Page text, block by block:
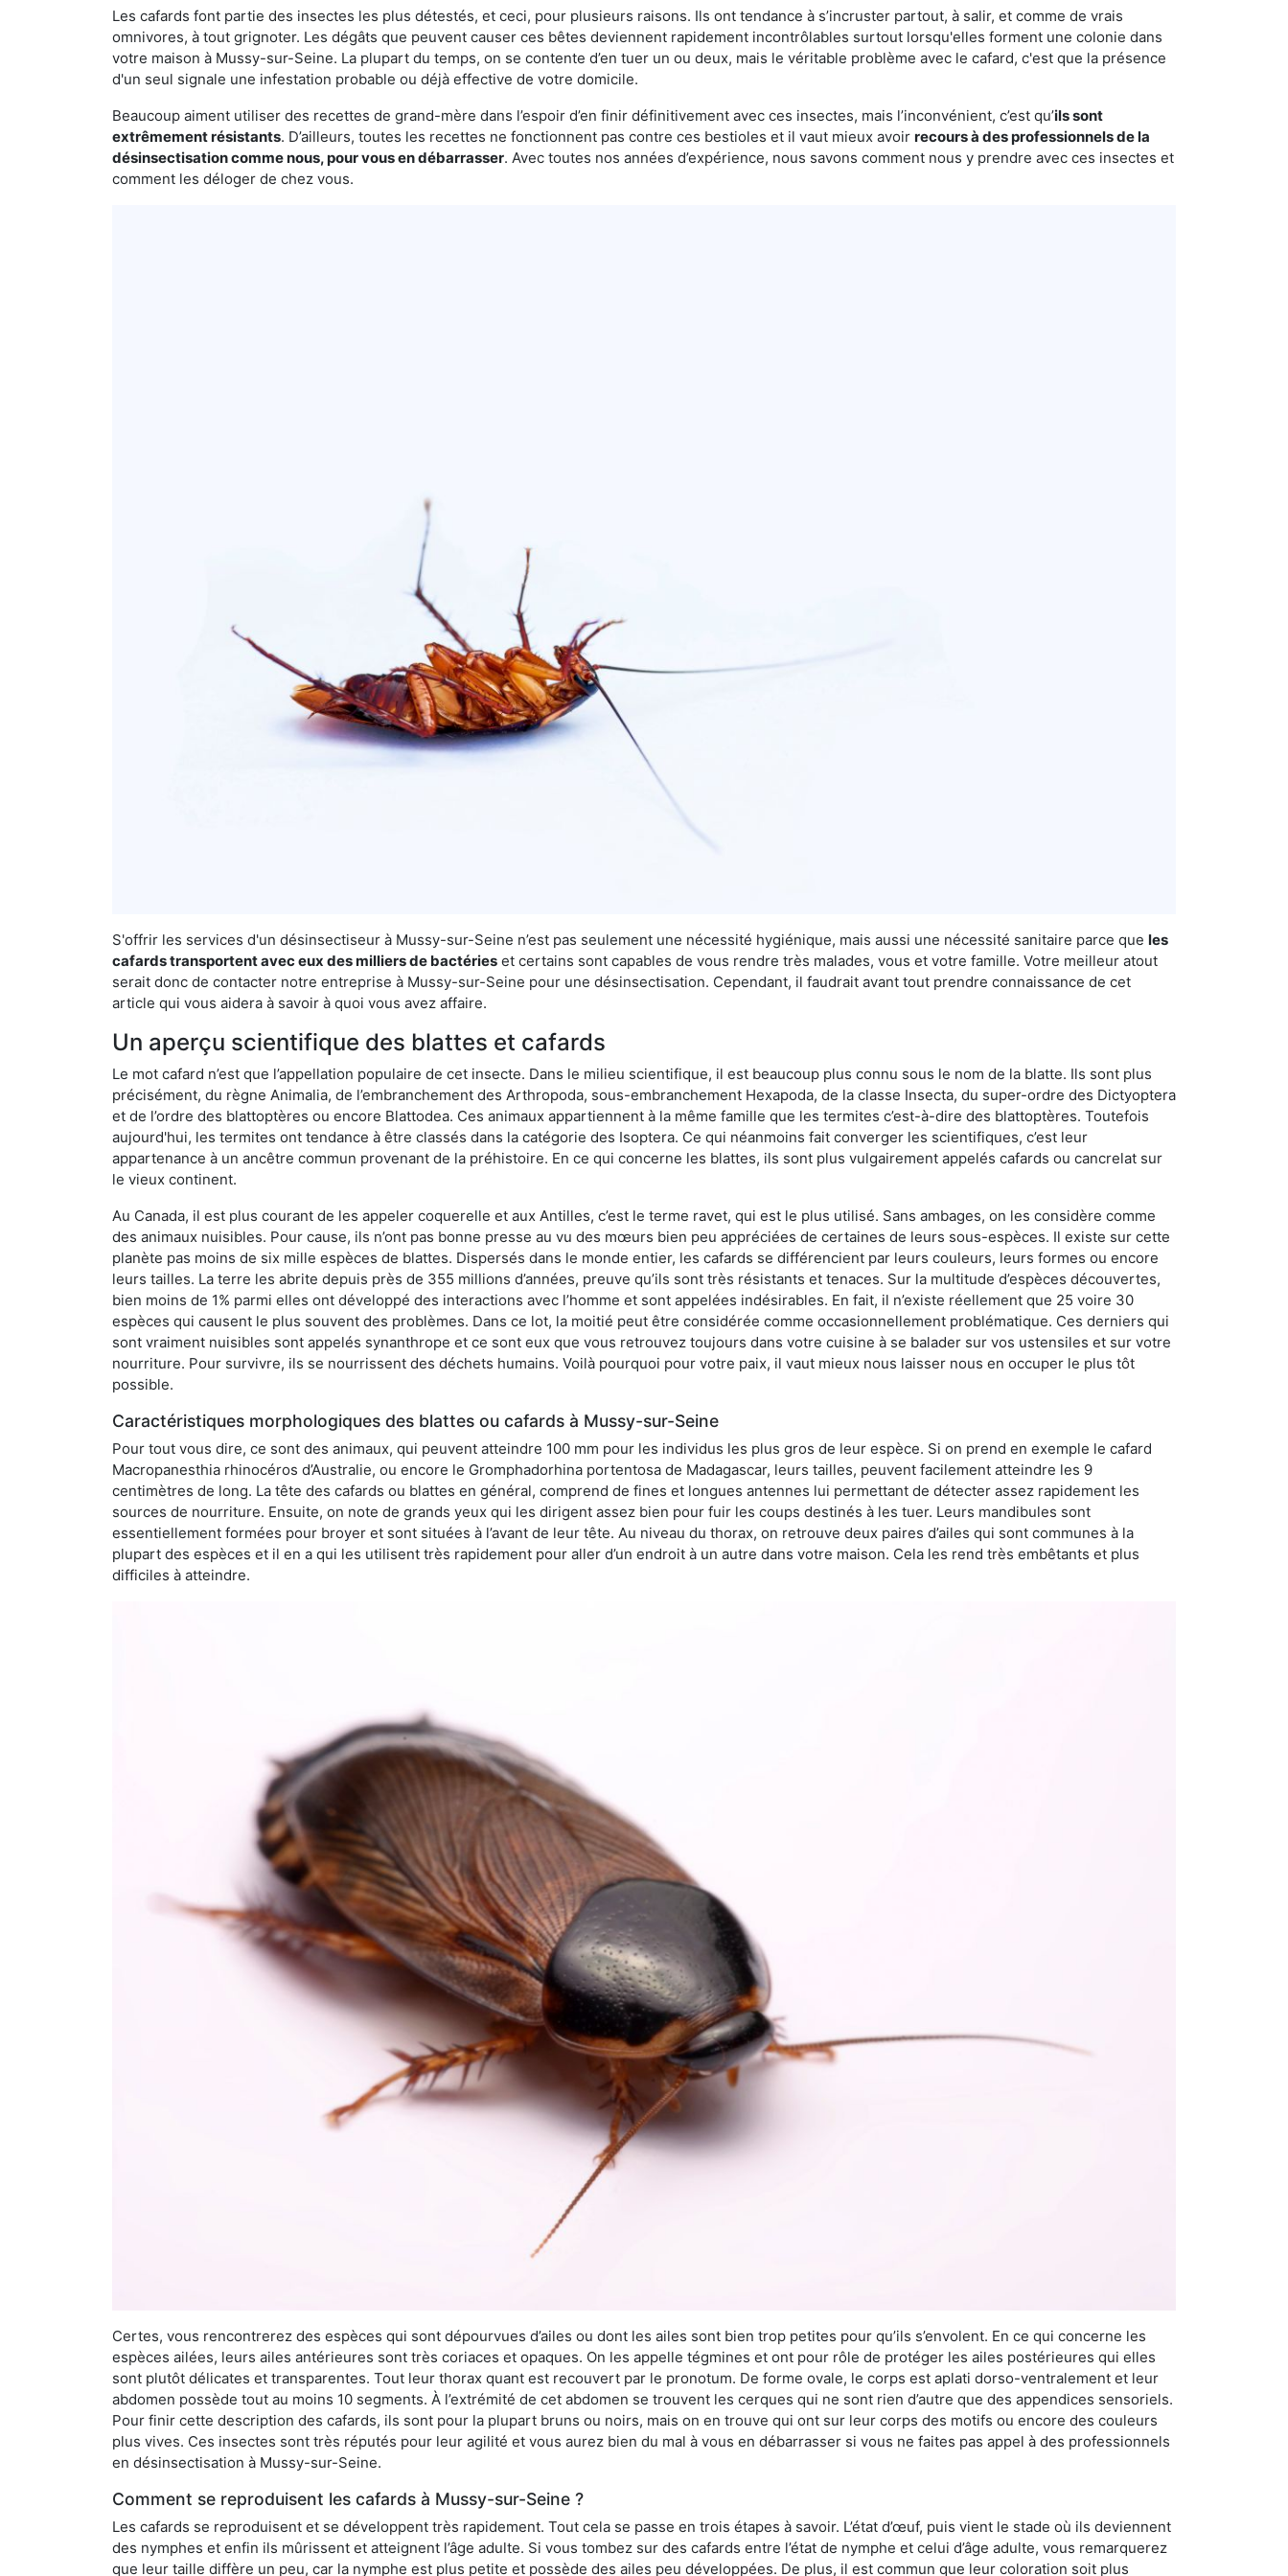
Les cafards font partie des insectes les plus détestés, et ceci, pour plusieurs raisons. Ils ont tendance à s’incruster partout, à salir, et comme de vrais
omnivores, à tout grignoter. Les dégâts que peuvent causer ces bêtes deviennent rapidement incontrôlables surtout lorsqu'elles forment une colonie dans
votre maison à Mussy-sur-Seine. La plupart du temps, on se contente d’en tuer un ou deux, mais le véritable problème avec le cafard, c'est que la présence
d'un seul signale une infestation probable ou déjà effective de votre domicile.
Beaucoup aiment utiliser des recettes de grand-mère dans l’espoir d’en finir définitivement avec ces insectes, mais l’inconvénient, c’est qu’ils sont
extrêmement résistants. D’ailleurs, toutes les recettes ne fonctionnent pas contre ces bestioles et il vaut mieux avoir recours à des professionnels de la
désinsectisation comme nous, pour vous en débarrasser. Avec toutes nos années d’expérience, nous savons comment nous y prendre avec ces insectes et
comment les déloger de chez vous.
S'offrir les services d'un désinsectiseur à Mussy-sur-Seine n’est pas seulement une nécessité hygiénique, mais aussi une nécessité sanitaire parce que les
cafards transportent avec eux des milliers de bactéries et certains sont capables de vous rendre très malades, vous et votre famille. Votre meilleur atout
serait donc de contacter notre entreprise à Mussy-sur-Seine pour une désinsectisation. Cependant, il faudrait avant tout prendre connaissance de cet
article qui vous aidera à savoir à quoi vous avez affaire.
Un aperçu scientifique des blattes et cafards
Le mot cafard n’est que l’appellation populaire de cet insecte. Dans le milieu scientifique, il est beaucoup plus connu sous le nom de la blatte. Ils sont plus
précisément, du règne Animalia, de l’embranchement des Arthropoda, sous-embranchement Hexapoda, de la classe Insecta, du super-ordre des Dictyoptera
et de l’ordre des blattoptères ou encore Blattodea. Ces animaux appartiennent à la même famille que les termites c’est-à-dire des blattoptères. Toutefois
aujourd'hui, les termites ont tendance à être classés dans la catégorie des Isoptera. Ce qui néanmoins fait converger les scientifiques, c’est leur
appartenance à un ancêtre commun provenant de la préhistoire. En ce qui concerne les blattes, ils sont plus vulgairement appelés cafards ou cancrelat sur
le vieux continent.
Au Canada, il est plus courant de les appeler coquerelle et aux Antilles, c’est le terme ravet, qui est le plus utilisé. Sans ambages, on les considère comme
des animaux nuisibles. Pour cause, ils n’ont pas bonne presse au vu des mœurs bien peu appréciées de certaines de leurs sous-espèces. Il existe sur cette
planète pas moins de six mille espèces de blattes. Dispersés dans le monde entier, les cafards se différencient par leurs couleurs, leurs formes ou encore
leurs tailles. La terre les abrite depuis près de 355 millions d’années, preuve qu’ils sont très résistants et tenaces. Sur la multitude d’espèces découvertes,
bien moins de 1% parmi elles ont développé des interactions avec l’homme et sont appelées indésirables. En fait, il n’existe réellement que 25 voire 30
espèces qui causent le plus souvent des problèmes. Dans ce lot, la moitié peut être considérée comme occasionnellement problématique. Ces derniers qui
sont vraiment nuisibles sont appelés synanthrope et ce sont eux que vous retrouvez toujours dans votre cuisine à se balader sur vos ustensiles et sur votre
nourriture. Pour survivre, ils se nourrissent des déchets humains. Voilà pourquoi pour votre paix, il vaut mieux nous laisser nous en occuper le plus tôt
possible.
Caractéristiques morphologiques des blattes ou cafards à Mussy-sur-Seine
Pour tout vous dire, ce sont des animaux, qui peuvent atteindre 100 mm pour les individus les plus gros de leur espèce. Si on prend en exemple le cafard
Macropanesthia rhinocéros d’Australie, ou encore le Gromphadorhina portentosa de Madagascar, leurs tailles, peuvent facilement atteindre les 9
centimètres de long. La tête des cafards ou blattes en général, comprend de fines et longues antennes lui permettant de détecter assez rapidement les
sources de nourriture. Ensuite, on note de grands yeux qui les dirigent assez bien pour fuir les coups destinés à les tuer. Leurs mandibules sont
essentiellement formées pour broyer et sont situées à l’avant de leur tête. Au niveau du thorax, on retrouve deux paires d’ailes qui sont communes à la
plupart des espèces et il en a qui les utilisent très rapidement pour aller d’un endroit à un autre dans votre maison. Cela les rend très embêtants et plus
difficiles à atteindre.
Certes, vous rencontrerez des espèces qui sont dépourvues d’ailes ou dont les ailes sont bien trop petites pour qu’ils s’envolent. En ce qui concerne les
espèces ailées, leurs ailes antérieures sont très coriaces et opaques. On les appelle tégmines et ont pour rôle de protéger les ailes postérieures qui elles
sont plutôt délicates et transparentes. Tout leur thorax quant est recouvert par le pronotum. De forme ovale, le corps est aplati dorso-ventralement et leur
abdomen possède tout au moins 10 segments. À l’extrémité de cet abdomen se trouvent les cerques qui ne sont rien d’autre que des appendices sensoriels.
Pour finir cette description des cafards, ils sont pour la plupart bruns ou noirs, mais on en trouve qui ont sur leur corps des motifs ou encore des couleurs
plus vives. Ces insectes sont très réputés pour leur agilité et vous aurez bien du mal à vous en débarrasser si vous ne faites pas appel à des professionnels
en désinsectisation à Mussy-sur-Seine.
Comment se reproduisent les cafards à Mussy-sur-Seine ?
Les cafards se reproduisent et se développent très rapidement. Tout cela se passe en trois étapes à savoir. L’état d’œuf, puis vient le stade où ils deviennent
des nymphes et enfin ils mûrissent et atteignent l’âge adulte. Si vous tombez sur des cafards entre l’état de nymphe et celui d’âge adulte, vous remarquerez
que leur taille diffère un peu, car la nymphe est plus petite et possède des ailes peu développées. De plus, il est commun que leur coloration soit plus